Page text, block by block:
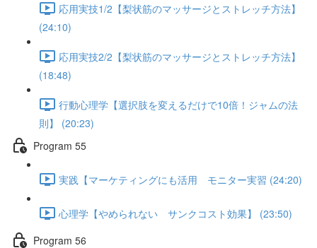
応用実技1/2【梨状筋のマッサージとストレッチ方法】
(24:10)
応用実技2/2【梨状筋のマッサージとストレッチ方法】
(18:48)
行動心理学【選択肢を変えるだけで10倍！ジャムの法
則】 (20:23)
Program 55
実践【マーケティングにも活用 モニター実習 (24:20)
心理学【やめられない サンクコスト効果】 (23:50)
Program 56